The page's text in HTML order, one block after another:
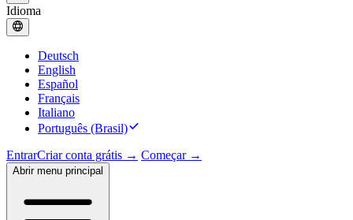
Idioma
Deutsch
English
Español
Français
Italiano
Português (Brasil)
EntrarCriar conta grátis → Começar →
Abrir menu principal